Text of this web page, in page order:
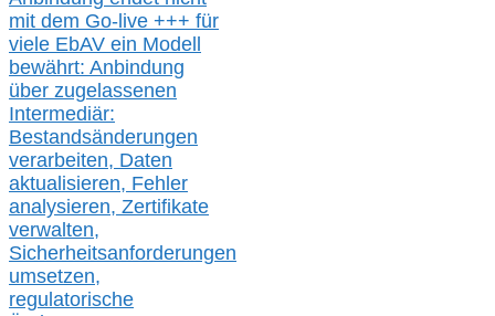
mit dem Go-live +++ für
viele EbAV ein Modell
bewährt: Anbindung
über zugelassenen
Intermediär:
Bestandsänderungen
verarbeiten, Daten
aktualisieren, Fehler
analysieren, Zertifikate
verwalten,
Sicherheitsanforderungen
umsetzen,
regulatorische